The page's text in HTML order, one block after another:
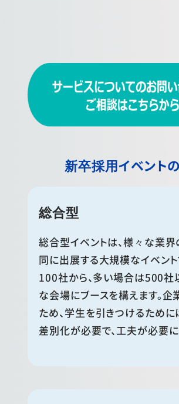
新卒採用イベント
総合型
総合型イベントは、様々な業
同に出展する大規模なイベント
100社から、多い場合は500社
な会場にブースを構えます。
ため、学生を引きつけるため
差別化が必要で、工夫が必要に